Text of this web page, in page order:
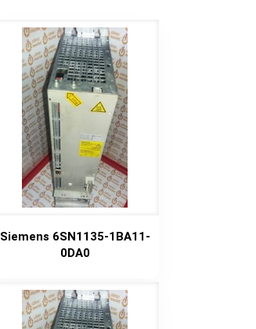
Siemens 6SN1135-1BA11-
0DA0